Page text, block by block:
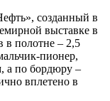
созданный в
выставке в
в полотне – 2,5
пионер,
а по бордюру –
вплетено в